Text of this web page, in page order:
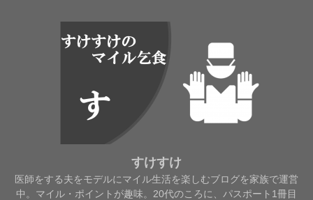
すけすけ
医師をする夫をモデルにマイル生活を楽しむブログを家族で運営
中。マイル・ポイントが趣味。20代のころに、パスポート1冊目